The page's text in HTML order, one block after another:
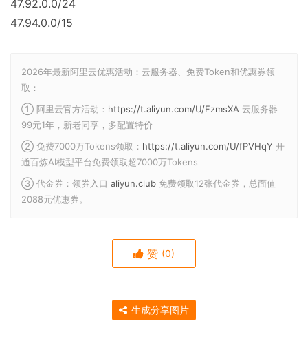
47.92.0.0/24
47.94.0.0/15
2026年最新阿里云优惠活动：云服务器、免费Token和优惠券领
取：
① 阿里云官方活动： https://t.aliyun.com/U/FzmsXA 云服务器
99元1年，新老同享，多配置特价
② 免费7000万Tokens领取： https://t.aliyun.com/U/fPVHqY 开
通百炼AI模型平台免费领取超7000万Tokens
③ 代金券：领券入口 aliyun.club 免费领取12张代金券，总面值
2088元优惠券。
赞 (0)
生成分享图片